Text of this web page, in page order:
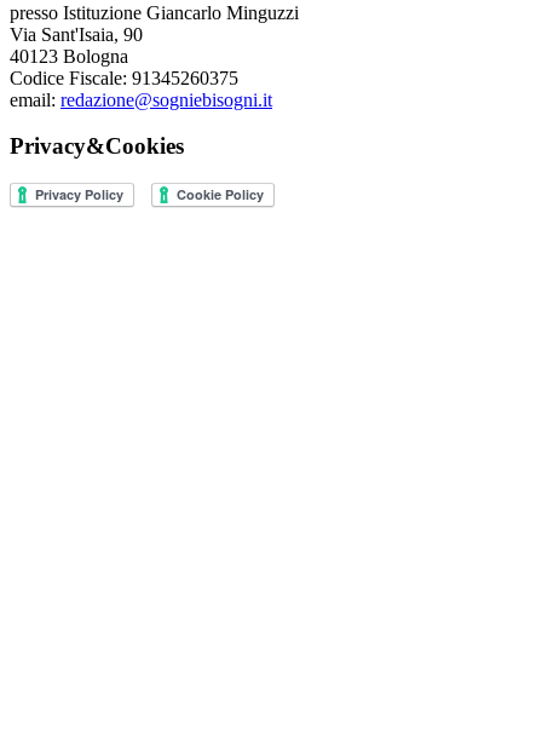
presso Istituzione Giancarlo Minguzzi
Via Sant'Isaia, 90
40123 Bologna
Codice Fiscale: 91345260375
email: redazione@sogniebisogni.it
Privacy&Cookies